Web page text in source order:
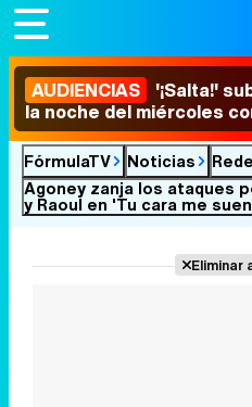
AUDIENCIAS '¡Salta!'
la noche del miércoles
FórmulaTV Noticias
Agoney zanja los ataques
y Raoul en 'Tu cara me
Eliminar